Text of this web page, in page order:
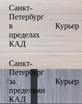
Санкт-
Петербург
в
пределах
КАД
Курьер
Санкт-
Петербург
за
пределами
КАД
Курьер